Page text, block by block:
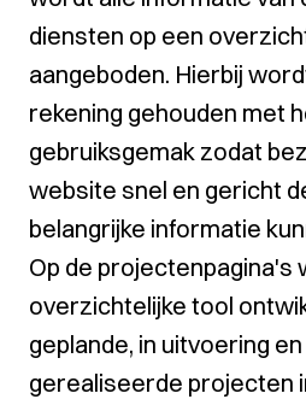
diensten op een
aangeboden. Hierbij
rekening gehouden met
gebruiksgemak zodat
website snel en gericht
belangrijke informatie
Op de projectenpagina's
overzichtelijke tool
geplande, in uitvoering
gerealiseerde projecten